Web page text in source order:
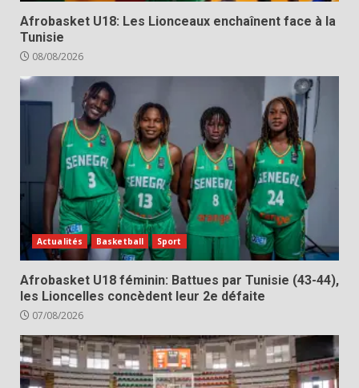
Afrobasket U18: Les Lionceaux enchaînent face à la
Tunisie
08/08/2026
Actualités Basketball Sport
Afrobasket U18 féminin: Battues par Tunisie (43-44),
les Lioncelles concèdent leur 2e défaite
07/08/2026